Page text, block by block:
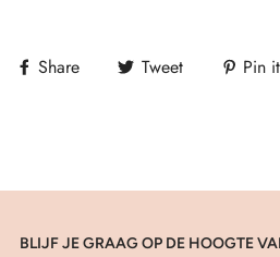
Share Tweet Pin it
BLIJF JE GRAAG OP DE HOOGTE